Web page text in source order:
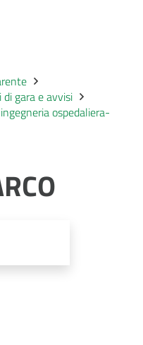
di gara e avvisi
ospedaliera-